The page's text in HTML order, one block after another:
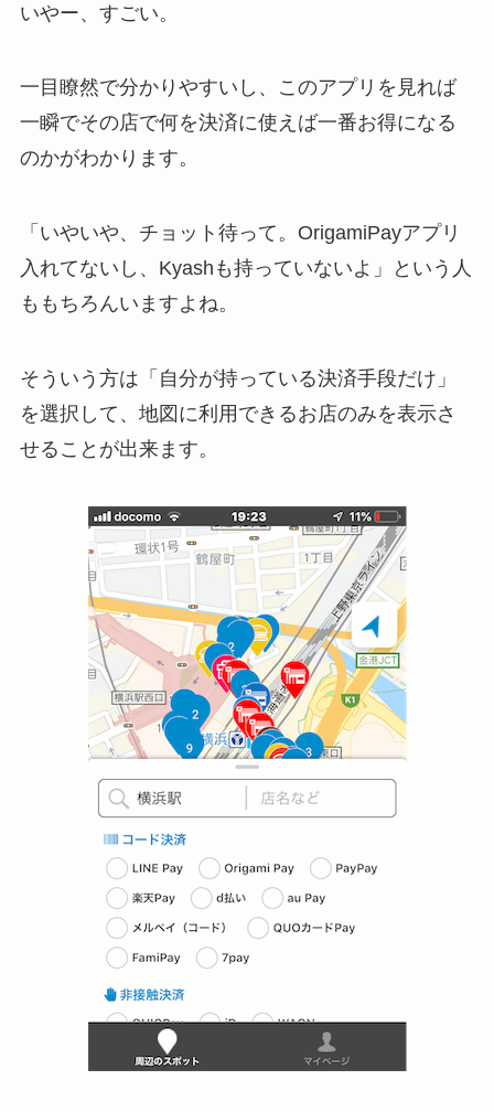
いやー、すごい。
一目瞭然で分かりやすいし、このアプリを見れば
一瞬でその店で何を決済に使えば一番お得になる
のかがわかります。
「いやいや、チョット待って。OrigamiPayアプリ
入れてないし、Kyashも持っていないよ」という人
ももちろんいますよね。
そういう方は「自分が持っている決済手段だけ」
を選択して、地図に利用できるお店のみを表示さ
せることが出来ます。